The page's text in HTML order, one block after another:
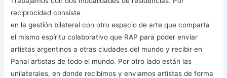
reciprocidad consiste
en la gestión bilateral con otro espacio de arte que comparta
el mismo espíritu colaborativo que RAP para poder enviar
artistas argentinos a otras ciudades del mundo y recibir en
Panal artistas de todo el mundo. Por otro lado están las
unilaterales, en donde recibimos y enviamos artistas de forma